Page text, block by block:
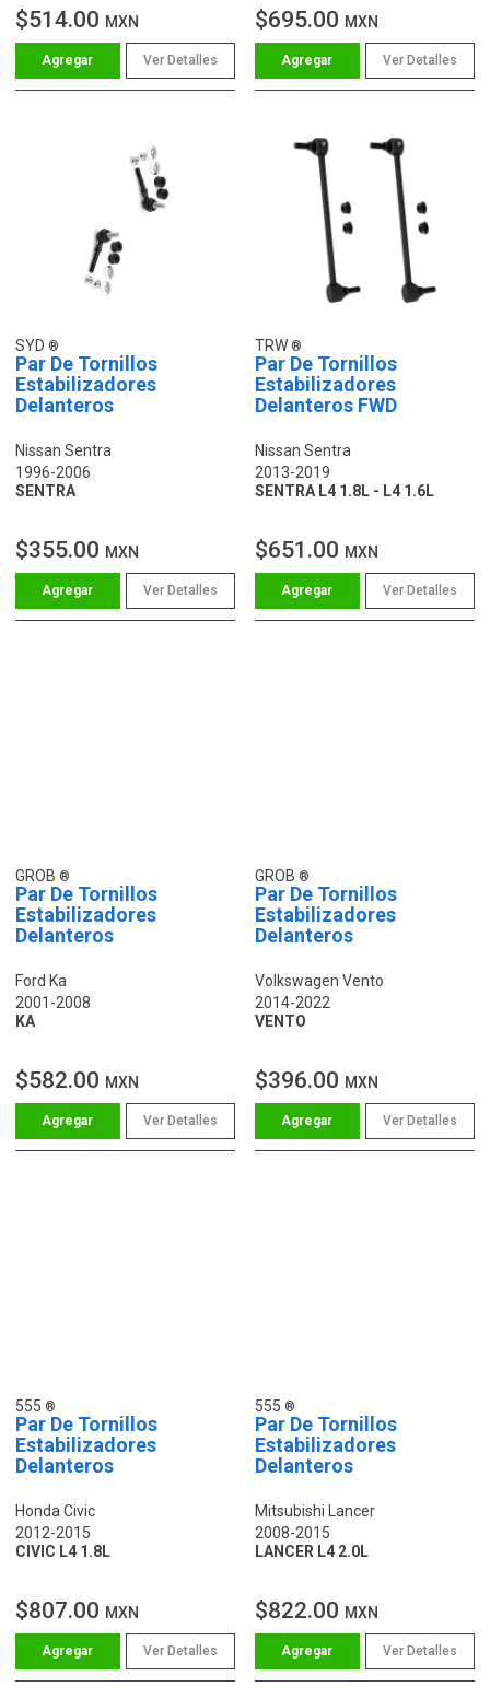
$514.00 MXN
Ver Detalles
$695.00 MXN
Ver Detalles
SYD
Par De Tornillos
Estabilizadores
Delanteros
Nissan Sentra
1996-2006
SENTRA
$355.00 MXN
Ver Detalles
TRW
Par De Tornillos
Estabilizadores
Delanteros FWD
Nissan Sentra
2013-2019
SENTRA L4 1.8L - L4 1.6L
$651.00 MXN
Ver Detalles
GROB
Par De Tornillos
Estabilizadores
Delanteros
Ford Ka
2001-2008
KA
$582.00 MXN
Ver Detalles
GROB
Par De Tornillos
Estabilizadores
Delanteros
Volkswagen Vento
2014-2022
VENTO
$396.00 MXN
Ver Detalles
555
Par De Tornillos
Estabilizadores
Delanteros
Honda Civic
2012-2015
CIVIC L4 1.8L
$807.00 MXN
Ver Detalles
555
Par De Tornillos
Estabilizadores
Delanteros
Mitsubishi Lancer
2008-2015
LANCER L4 2.0L
$822.00 MXN
Ver Detalles